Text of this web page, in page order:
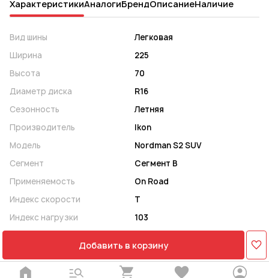
ХарактеристикиАналогиБрендОписаниеНаличие
Вид шины
Легковая
Ширина
225
Высота
70
Диаметр диска
R16
Сезонность
Летняя
Производитель
Ikon
Модель
Nordman S2 SUV
Сегмент
Сегмент B
Применяемость
On Road
Индекс скорости
T
Индекс нагрузки
103
Добавить в корзину